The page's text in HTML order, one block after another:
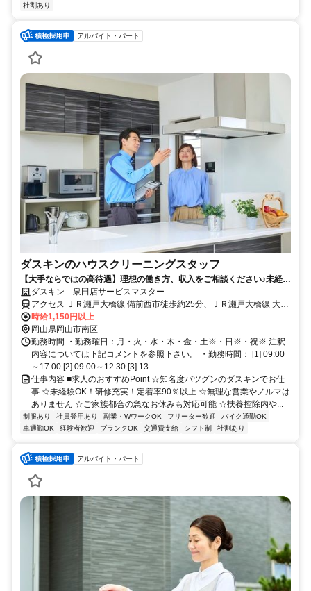
社割あり
アルバイト・パート
ダスキンのハウスクリーニングスタッフ
【大手ならではの高待遇】理想の働き方、収入をご相談ください♪未経験
歓迎！
ダスキン 泉田店サービスマスター
アクセス ＪＲ瀬戸大橋線 備前西市徒歩約25分、ＪＲ瀬戸大橋線 大元
東口徒歩約35分、岡山電軌清輝橋線 清輝橋徒歩約40分 備前西市(ＪＲ
瀬戸大橋線)(約24分)
時給1,150円以上
岡山県岡山市南区
勤務時間 ・勤務曜日：月・火・水・木・金・土※・日※・祝※ 注釈
内容については下記コメントを参照下さい。 ・勤務時間： [1] 09:00
～17:00 [2] 09:00～12:30 [3] 13:...
仕事内容 ■求人のおすすめPoint ☆知名度バツグンのダスキンでお仕
事 ☆未経験OK！研修充実！定着率90％以上 ☆無理な営業やノルマは
ありません ☆ご家族都合の急なお休みも対応可能 ☆扶養控除内や...
制服あり 社員登用あり 副業・WワークOK フリーター歓迎
バイク通勤OK
車通勤OK
経験者歓迎 ブランクOK 交通費支給 シフト制 社割あり
アルバイト・パート